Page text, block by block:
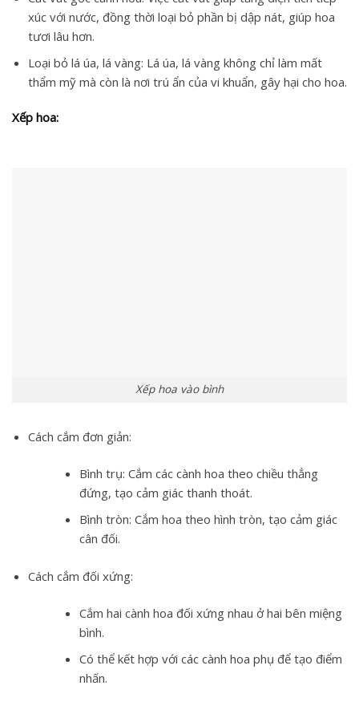
xúc với nước, đồng thời loại bỏ phần bị dập nát, giúp hoa
tươi lâu hơn.
Loại bỏ lá úa, lá vàng: Lá úa, lá vàng không chỉ làm mất
thẩm mỹ mà còn là nơi trú ẩn của vi khuẩn, gây hại cho hoa.
Xếp hoa:
Xếp hoa vào bình
Cách cắm đơn giản:
Bình trụ: Cắm các cành hoa theo chiều thẳng
đứng, tạo cảm giác thanh thoát.
Bình tròn: Cắm hoa theo hình tròn, tạo cảm giác
cân đối.
Cách cắm đối xứng:
Cắm hai cành hoa đối xứng nhau ở hai bên miệng
bình.
Có thể kết hợp với các cành hoa phụ để tạo điểm
nhấn.